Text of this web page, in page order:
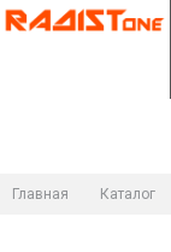
Главная Каталог